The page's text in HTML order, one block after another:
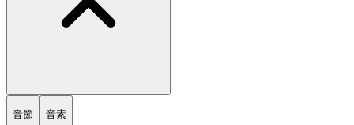
音節 音素